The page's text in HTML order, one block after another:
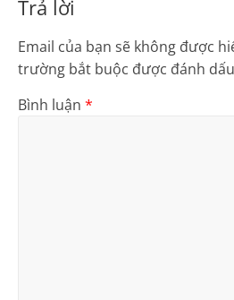
Trả lời
Email của bạn sẽ không được
trường bắt buộc được đánh dấu
Bình luận *